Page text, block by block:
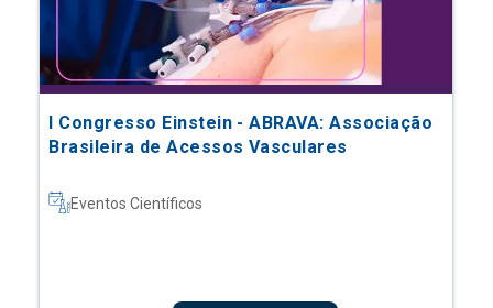
I Congresso Einstein - ABRAVA: Associação
Brasileira de Acessos Vasculares
Eventos Científicos